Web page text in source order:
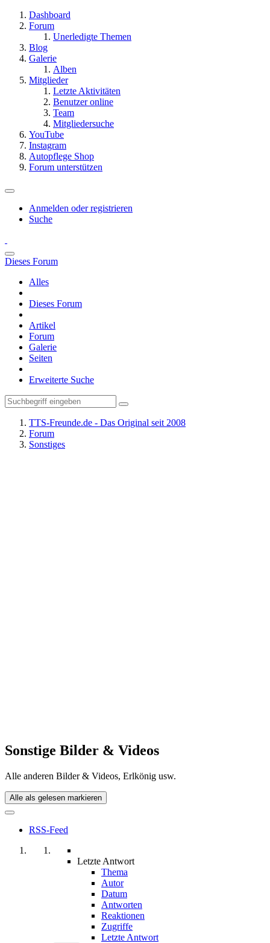
Dashboard
Forum
Unerledigte Themen
Blog
Galerie
Alben
Mitglieder
Letzte Aktivitäten
Benutzer online
Team
Mitgliedersuche
YouTube
Instagram
Autopflege Shop
Forum unterstützen
Anmelden oder registrieren
Suche
Dieses Forum
Alles
Dieses Forum
Artikel
Forum
Galerie
Seiten
Erweiterte Suche
TTS-Freunde.de - Das Original seit 2008
Forum
Sonstiges
Sonstige Bilder & Videos
Alle anderen Bilder & Videos, Erlkönig usw.
Alle als gelesen markieren
RSS-Feed
Letzte Antwort
Thema
Autor
Datum
Antworten
Reaktionen
Zugriffe
Letzte Antwort